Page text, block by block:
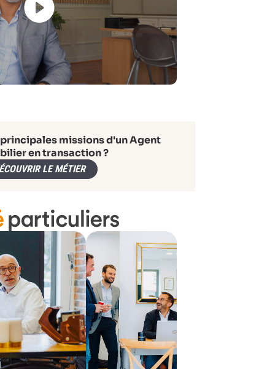
missions d'un Agent
en transaction ?
LE MÉTIER